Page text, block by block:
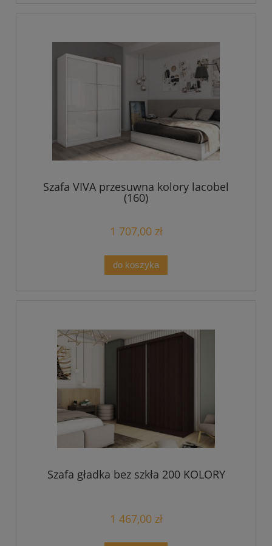
Szafa VIVA przesuwna kolory lacobel
(160)
1 707,00 zł
do koszyka
Szafa gładka bez szkła 200 KOLORY
1 467,00 zł